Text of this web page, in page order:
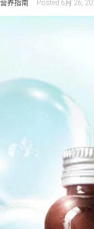
营养指南 Posted 6月 26,